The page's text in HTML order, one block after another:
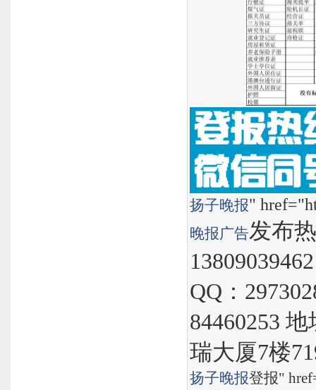
扬子晚报"
晚报广告发布
QQ：
84460253
瑞大厦7楼
扬子晚报登报"